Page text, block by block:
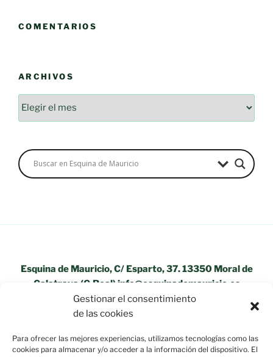
Gestionar el consentimiento
de las cookies
Para ofrecer las mejores experiencias, utilizamos tecnologías como las
cookies para almacenar y/o acceder a la información del dispositivo. El
COMENTARIOS
ARCHIVOS
Archivos
Esquina de Mauricio, C/ Esparto, 37. 13350 Moral de
Calatrava (C.Real) info@esquinademauricio.es
«Aviso Legal»